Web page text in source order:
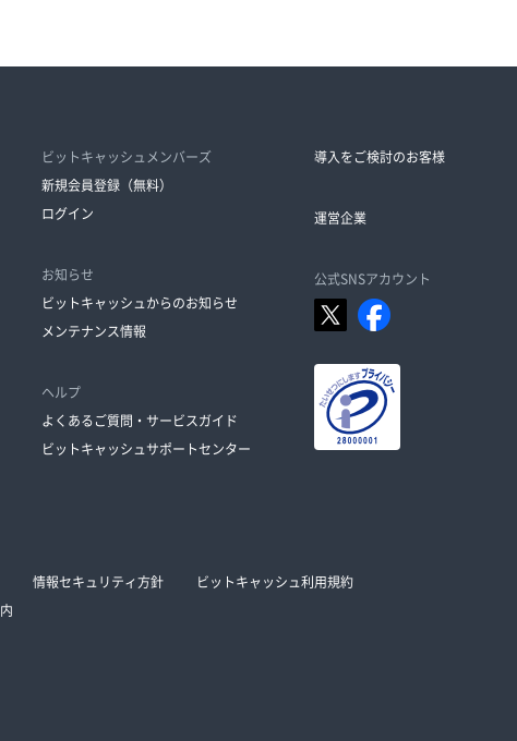
ビットキャッシュメンバーズ
新規会員登録（無料）
ログイン
お知らせ
ビットキャッシュからのお知らせ
メンテナンス情報
ヘルプ
よくあるご質問・サービスガイド
ビットキャッシュサポートセンター
導入をご検討のお客様
運営企業
公式SNSアカウント
情報セキュリティ方針 ビットキャッシュ利用規約